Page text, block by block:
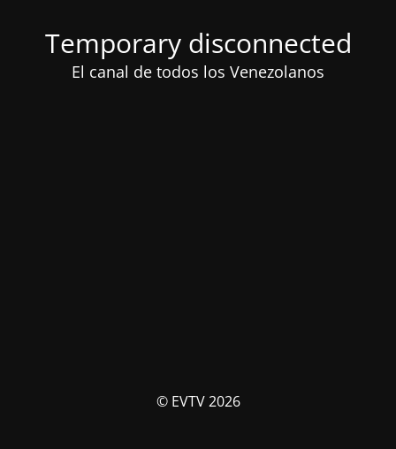
Temporary disconnected
El canal de todos los Venezolanos
© EVTV 2026